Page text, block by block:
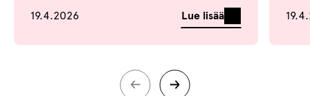
19.4.2026 Lue lisää